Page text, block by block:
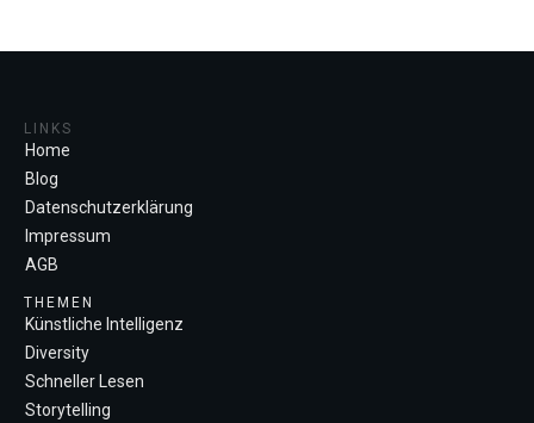
LINKS
Home
Blog
Datenschutzerklärung
Impressum
AGB
THEMEN
Künstliche Intelligenz
Diversity
Schneller Lesen
Storytelling